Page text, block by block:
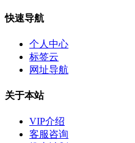
快速导航
个人中心
标签云
网址导航
关于本站
VIP介绍
客服咨询